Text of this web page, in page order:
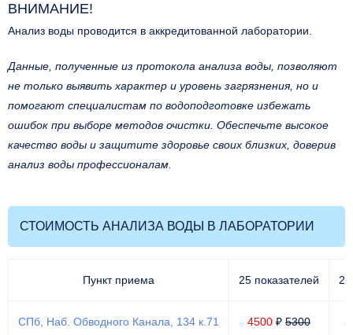
ВНИМАНИЕ!
Анализ воды проводится в аккредитованной лаборатории.
Данные, полученные из протокола анализа воды, позволяют
не только выявить характер и уровень загрязнения, но и
помогают специалистам по водоподготовке избежать
ошибок при выборе методов очистки. Обеспечьте высокое
качество воды и защитите здоровье своих близких, доверив
анализ воды профессионалам.
СТОИМОСТЬ АНАЛИЗА ВОДЫ В ЛАБОРАТОРИИ
Пункт приема 25 показателей
СПб, Наб. Обводного Канала, 134 к.71 4500 ₽ 5300